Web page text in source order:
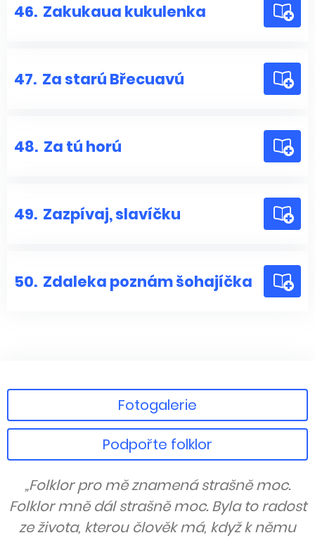
46. Zakukaua kukulenka
47. Za starú Břecuavú
48. Za tú horú
49. Zazpívaj, slavíčku
50. Zdaleka poznám šohajíčka
Fotogalerie
Podpořte folklor
„Folklor pro mě znamená strašně moc.
Folklor mně dál strašně moc. Byla to radost
ze života, kterou člověk má, když k němu